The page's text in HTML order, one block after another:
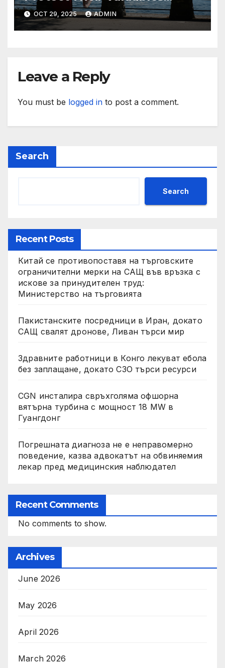
While Away
OCT 29, 2025 ADMIN
Leave a Reply
You must be logged in to post a comment.
Search
Search
Recent Posts
Китай се противопоставя на търговските
ограничителни мерки на САЩ във връзка с
искове за принудителен труд:
Министерство на търговията
Пакистанските посредници в Иран, докато
САЩ свалят дронове, Ливан търси мир
Здравните работници в Конго лекуват ебола
без заплащане, докато СЗО търси ресурси
CGN инсталира свръхголяма офшорна
вятърна турбина с мощност 18 MW в
Гуангдонг
Погрешната диагноза не е неправомерно
поведение, казва адвокатът на обвиняемия
лекар пред медицинския наблюдател
Recent Comments
No comments to show.
Archives
June 2026
May 2026
April 2026
March 2026